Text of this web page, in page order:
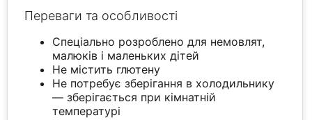
Переваги та особливості
Спеціально розроблено для немовлят,
малюків і маленьких дітей
Не містить глютену
Не потребує зберігання в холодильнику
— зберігається при кімнатній
температурі